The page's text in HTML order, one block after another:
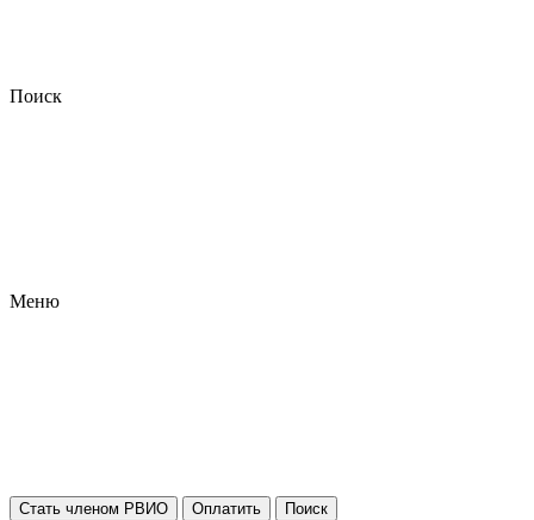
Поиск
Меню
Стать членом РВИО Оплатить Поиск